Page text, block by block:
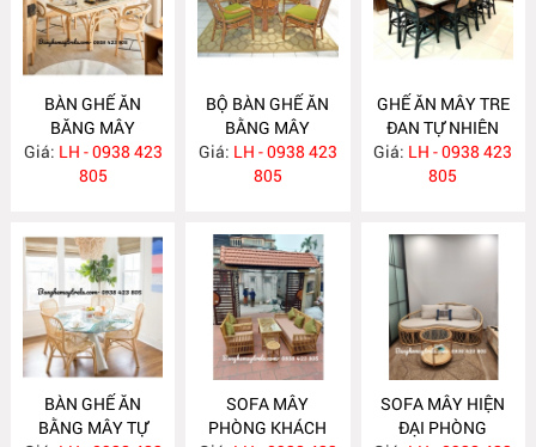
BÀN GHẾ ĂN
BĂNG MÂY
MA783
Giá: LH - 0938 423
805
BỘ BÀN GHẾ ĂN
BẰNG MÂY
MA782
Giá: LH - 0938 423
805
GHẾ ĂN MÂY TRE
ĐAN TỰ NHIÊN
MA781
Giá: LH - 0938 423
805
BÀN GHẾ ĂN
BẰNG MÂY TỰ
SOFA MÂY
PHÒNG KHÁCH
SOFA MÂY HIỆN
ĐẠI PHÒNG